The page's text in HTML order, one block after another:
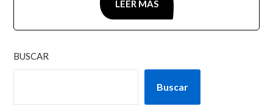
LEER MÁS
BUSCAR
Buscar